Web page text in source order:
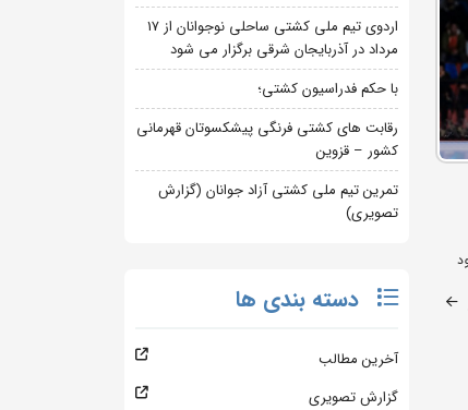
اردوی تیم ملی کشتی ساحلی نوجوانان از 17
مرداد در آذربایجان شرقی برگزار می شود
با حکم فدراسیون کشتی؛
رقابت های کشتی فرنگی پیشکسوتان قهرمانی
کشور – قزوین
تمرین تیم ملی کشتی آزاد جوانان (گزارش
تصویری)
دسته بندی ها
آخرین مطالب
گزارش تصویری